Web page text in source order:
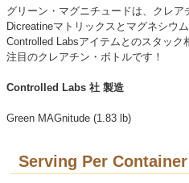
グリーン・マグニチュードは、クレア
Dicreatineマトリックスとマグネシウ
Controlled Labsアイテムとのスタック
注目のクレアチン・ボトルです！
Controlled Labs 社 製造
Green MAGnitude (1.83 lb)
Serving Per Container